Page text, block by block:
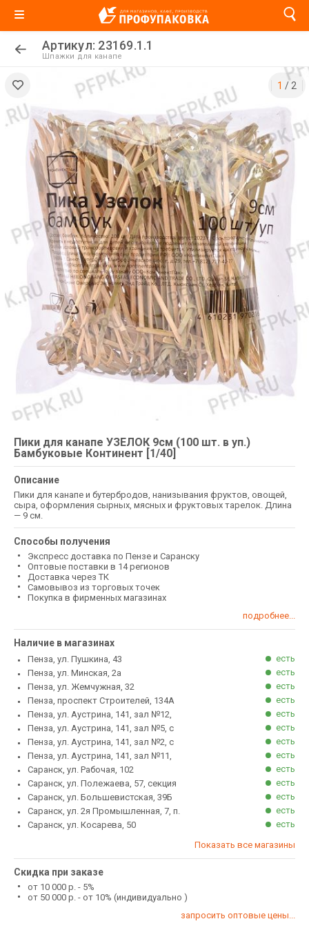
Артикул: 23169.1.1
Шпажки для канапе
1 / 2
Пики для канапе УЗЕЛОК 9см (100 шт. в уп.)
Бамбуковые Континент [1/40]
Описание
Пики для канапе и бутербродов, нанизывания фруктов, овощей,
сыра, оформления сырных, мясных и фруктовых тарелок. Длина
— 9 см.
Способы получения
Экспресс доставка по Пензе и Саранску
Оптовые поставки в 14 регионов
Доставка через ТК
Самовывоз из торговых точек
Покупка в фирменных магазинах
подробнее...
Наличие в магазинах
Пенза, ул. Пушкина, 43
есть
Пенза, ул. Минская, 2а
есть
Пенза, ул. Жемчужная, 32
есть
Пенза, проспект Строителей, 134А
есть
Пенза, ул. Аустрина, 141, зал №12,
есть
Пенза, ул. Аустрина, 141, зал №5, с
есть
Пенза, ул. Аустрина, 141, зал №2, с
есть
Пенза, ул. Аустрина, 141, зал №11,
есть
Саранск, ул. Рабочая, 102
есть
Саранск, ул. Полежаева, 57, секция
есть
Саранск, ул. Большевистская, 39Б
есть
Саранск, ул. 2я Промышленная, 7, п.
есть
Саранск, ул. Косарева, 50
есть
Показать все магазины
Скидка при заказе
от 10 000 р. - 5%
от 50 000 р. - от 10% (индивидуально )
запросить оптовые цены...